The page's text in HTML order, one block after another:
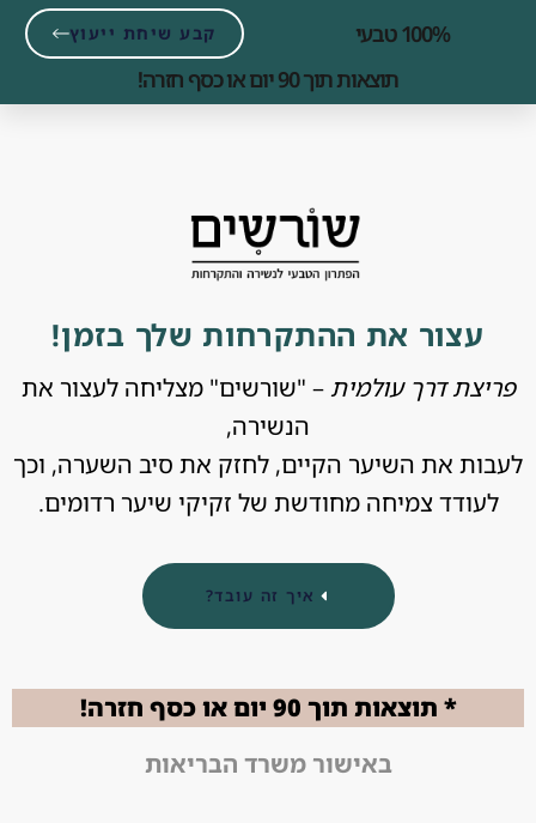
100% טבעי קבע שיחת ייעוץ
תוצאות תוך 90 יום או כסף חזרה!
עצור את ההתקרחות שלך בזמן!
פריצת דרך עולמית– "שורשים" מצליחה לעצור את
הנשירה,
לעבות את השיער הקיים, לחזק את סיב השערה, וכך
לעודד צמיחה מחודשת של זקיקי שיער רדומים.
איך זה עובד?
* תוצאות תוך 90 יום או כסף חזרה!
באישור משרד הבריאות